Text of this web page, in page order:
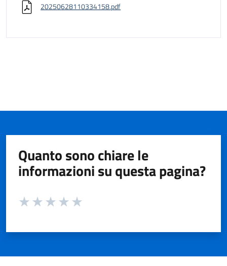
20250628110334158.pdf
Quanto sono chiare le
informazioni su questa pagina?
Valuta da 1 a 5 stelle la pagina